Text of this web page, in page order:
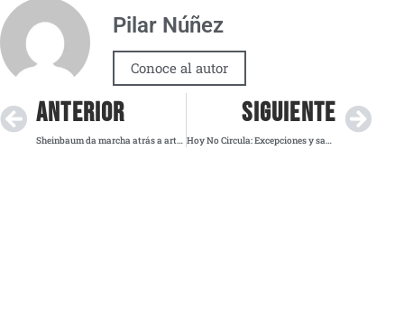
Pilar Núñez
Conoce al autor
ANTERIOR
Sheinbaum da marcha atrás a artículo 109 en reforma digital; priorizan conectividad e inclusión
SIGUIENTE
Hoy No Circula: Excepciones y sanciones para este 15 de mayo de 2025